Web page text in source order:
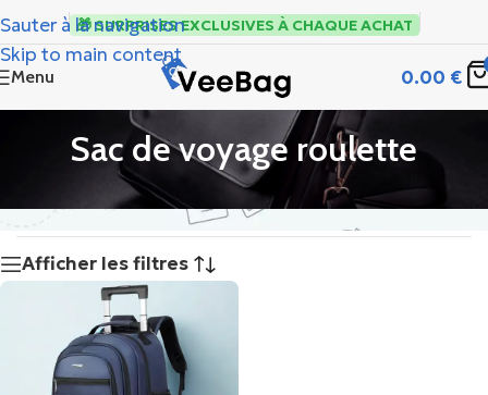
Sauter à la navigation
Skip to main content
🎁 SURPRISES EXCLUSIVES À CHAQUE ACHAT
Menu 0.00 €
Sac de voyage roulette
Afficher les filtres